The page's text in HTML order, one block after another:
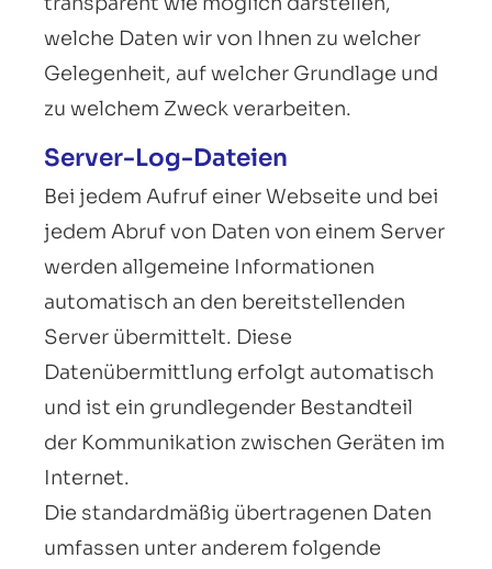
welche Daten wir von Ihnen zu welcher
Gelegenheit, auf welcher Grundlage und
zu welchem Zweck verarbeiten.
Server-Log-Dateien
Bei jedem Aufruf einer Webseite und bei
jedem Abruf von Daten von einem Server
werden allgemeine Informationen
automatisch an den bereitstellenden
Server übermittelt. Diese
Datenübermittlung erfolgt automatisch
und ist ein grundlegender Bestandteil
der Kommunikation zwischen Geräten im
Internet.
Die standardmäßig übertragenen Daten
umfassen unter anderem folgende